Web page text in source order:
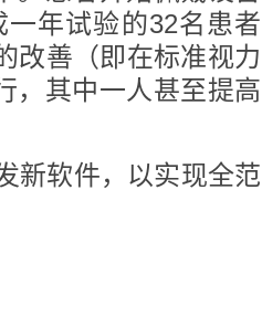
年试验的32名患者
改善（即在标准视力
，其中一人甚至提高
新软件，以实现全范